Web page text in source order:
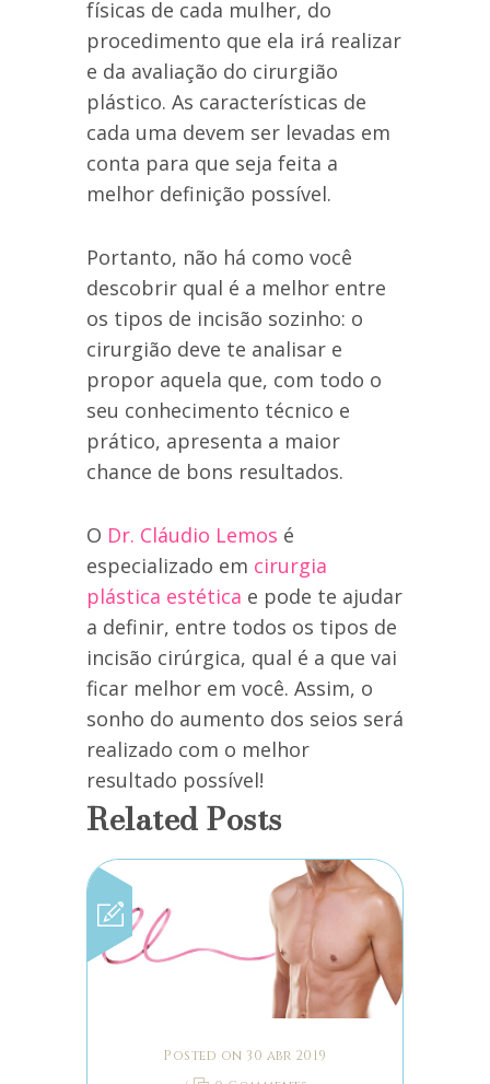
físicas de cada mulher, do
procedimento que ela irá realizar
e da avaliação do cirurgião
plástico. As características de
cada uma devem ser levadas em
conta para que seja feita a
melhor definição possível.
Portanto, não há como você
descobrir qual é a melhor entre
os tipos de incisão sozinho: o
cirurgião deve te analisar e
propor aquela que, com todo o
seu conhecimento técnico e
prático, apresenta a maior
chance de bons resultados.
O Dr. Cláudio Lemos é
especializado em cirurgia
plástica estética e pode te ajudar
a definir, entre todos os tipos de
incisão cirúrgica, qual é a que vai
ficar melhor em você. Assim, o
sonho do aumento dos seios será
realizado com o melhor
resultado possível!
Related Posts
Posted on 30 abr 2019